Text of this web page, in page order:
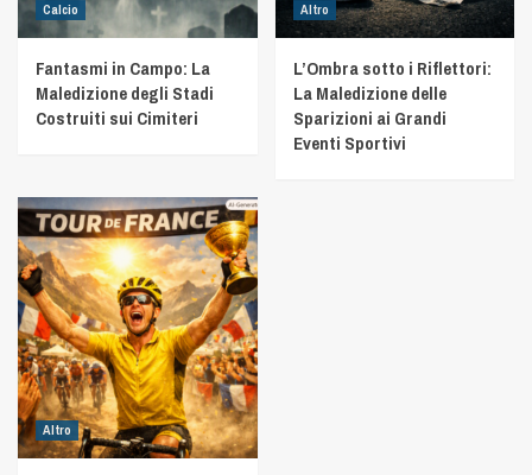
Calcio
Fantasmi in Campo: La
Maledizione degli Stadi
Costruiti sui Cimiteri
Altro
L’Ombra sotto i Riflettori:
La Maledizione delle
Sparizioni ai Grandi
Eventi Sportivi
Altro